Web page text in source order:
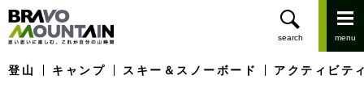
登山 キャンプ スキー＆スノーボード アクティビテ